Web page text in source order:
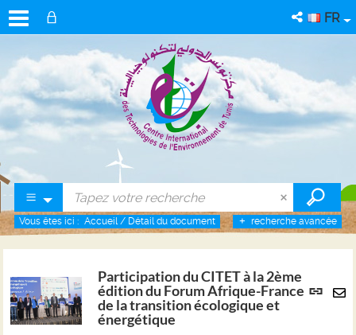
FR
recherche avancée
Vous êtes ici : Accueil / Détail du document
Lien
Participation du CITET à la 2ème
édition du Forum Afrique-France
de la transition écologique et
énergétique